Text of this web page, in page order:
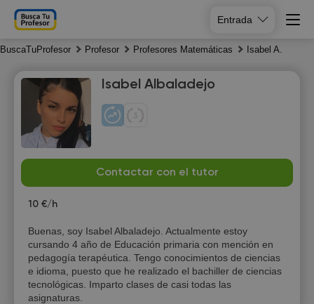
Entrada
BuscaTuProfesor Profesor Profesores Matemáticas Isabel A.
Isabel Albaladejo
Contactar con el tutor
10 €/h
Buenas, soy Isabel Albaladejo. Actualmente estoy
cursando 4 año de Educación primaria con mención en
pedagogía terapéutica. Tengo conocimientos de ciencias
e idioma, puesto que he realizado el bachiller de ciencias
tecnológicas. Imparto clases de casi todas las
asignaturas.
6
Fr
7
Sa
8
9